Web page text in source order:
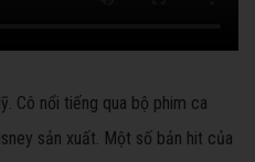
Cô nổi tiếng qua bộ phim ca
sản xuất. Một số bản hit của